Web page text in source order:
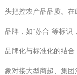
头把控农产品品质。
品牌，如“苏合”等标识
品牌化与标准化的结
象对接大型商超、集团